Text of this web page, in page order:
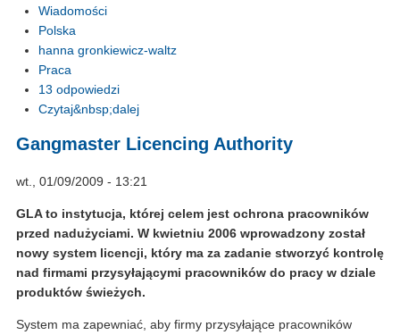
Wiadomości
Polska
hanna gronkiewicz-waltz
Praca
13 odpowiedzi
Czytaj&nbsp;dalej
Gangmaster Licencing Authority
wt., 01/09/2009 - 13:21
GLA to instytucja, której celem jest ochrona pracowników
przed nadużyciami. W kwietniu 2006 wprowadzony został
nowy system licencji, który ma za zadanie stworzyć kontrolę
nad firmami przysyłającymi pracowników do pracy w dziale
produktów świeżych.
System ma zapewniać, aby firmy przysyłające pracowników